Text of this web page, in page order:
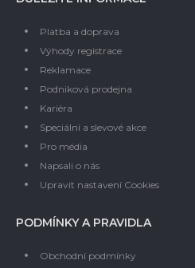
Platba a doprava
Výhody registrace
Reklamace
Podniková prodejna
Kariéra
Speciální a slevové akce
Pro média
Napsali o nás
Upravit nastavení Cookies
PODMÍNKY A PRAVIDLA
Obchodní podmínky